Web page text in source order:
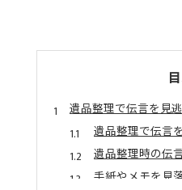
遺品整理で伝言を見
遺品整理で伝言
遺品整理時の伝
手紙やメモを見